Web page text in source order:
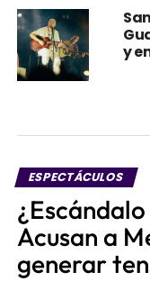
y
ESPECTÁCULOS
Acusan a
generar